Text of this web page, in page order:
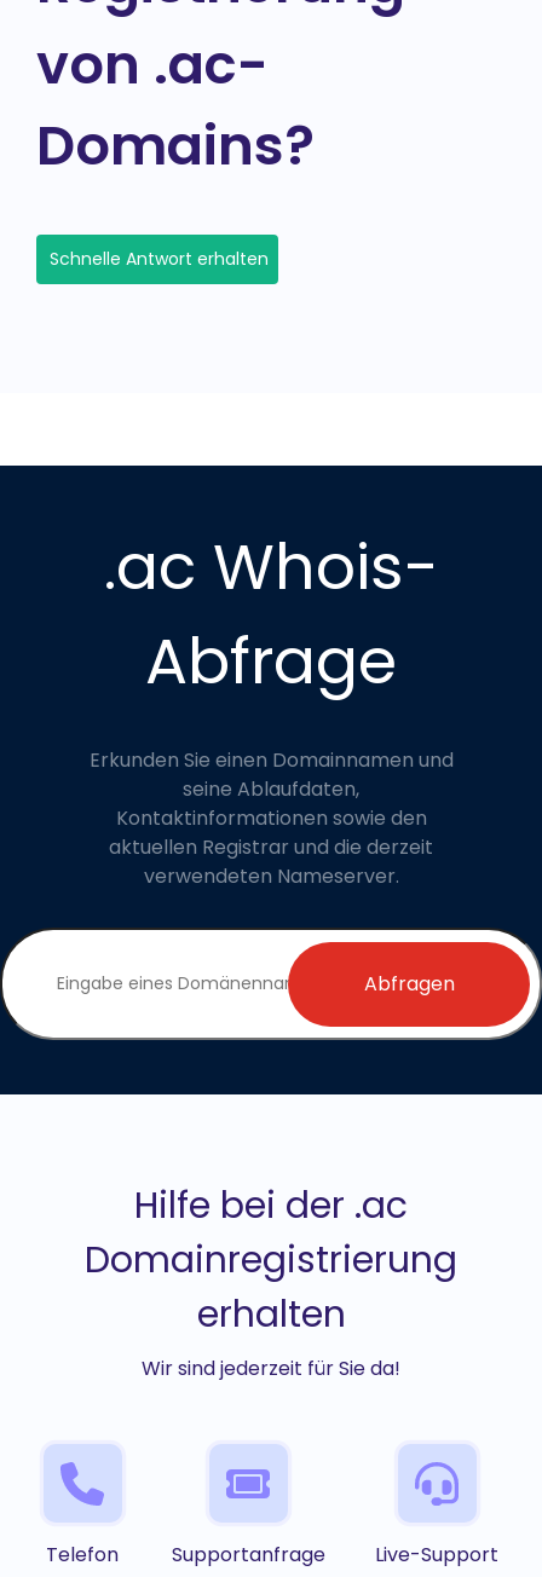
von .ac-
Domains?
Schnelle Antwort erhalten
.ac Whois-
Abfrage
Erkunden Sie einen Domainnamen und
seine Ablaufdaten,
Kontaktinformationen sowie den
aktuellen Registrar und die derzeit
verwendeten Nameserver.
Abfragen
Hilfe bei der .ac
Domainregistrierung
erhalten
Wir sind jederzeit für Sie da!
Telefon Supportanfrage Live-Support